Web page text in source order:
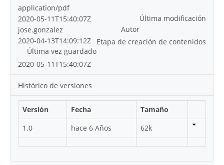
application/pdf
Última modificación
2020-05-11T15:40:07Z
Autor
jose.gonzalez
Etapa de creación de contenidos
2020-04-13T14:09:12Z
Última vez guardado
2020-05-11T15:40:07Z
Histórico de versiones
Versión Fecha
Tamaño
1.0
hace 6 Años 62k